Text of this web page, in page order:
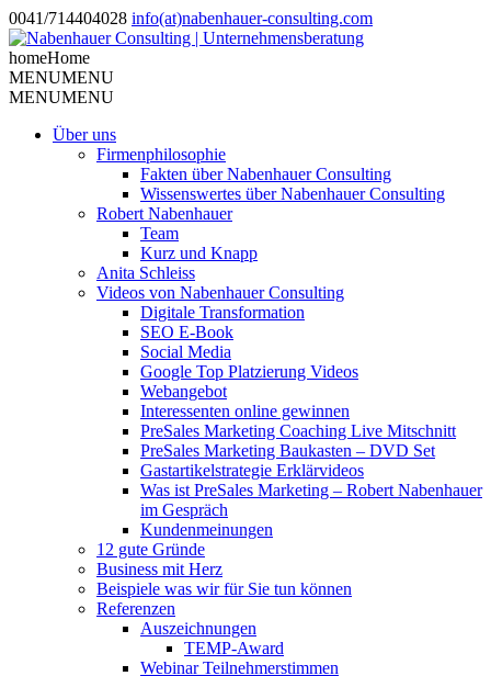
0041/714404028 info(at)nabenhauer-consulting.com
homeHome
MENUMENU
MENUMENU
Über uns
Firmenphilosophie
Fakten über Nabenhauer Consulting
Wissenswertes über Nabenhauer Consulting
Robert Nabenhauer
Team
Kurz und Knapp
Anita Schleiss
Videos von Nabenhauer Consulting
Digitale Transformation
SEO E-Book
Social Media
Google Top Platzierung Videos
Webangebot
Interessenten online gewinnen
PreSales Marketing Coaching Live Mitschnitt
PreSales Marketing Baukasten – DVD Set
Gastartikelstrategie Erklärvideos
Was ist PreSales Marketing – Robert Nabenhauer
im Gespräch
Kundenmeinungen
12 gute Gründe
Business mit Herz
Beispiele was wir für Sie tun können
Referenzen
Auszeichnungen
TEMP-Award
Webinar Teilnehmerstimmen